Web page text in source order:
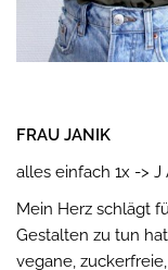
FRAU JANIK
alles einfach 1x -> J
Mein Herz schlägt
Gestalten zu tun
vegane,